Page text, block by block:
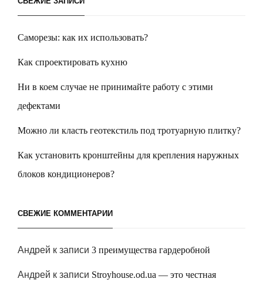
Саморезы: как их использовать?
Как спроектировать кухню
Ни в коем случае не принимайте работу с этими
дефектами
Можно ли класть геотекстиль под тротуарную плитку?
Как установить кронштейны для крепления наружных
блоков кондиционеров?
СВЕЖИЕ КОММЕНТАРИИ
Андрей к записи 3 преимущества гардеробной
Андрей к записи Stroyhouse.od.ua — это честная